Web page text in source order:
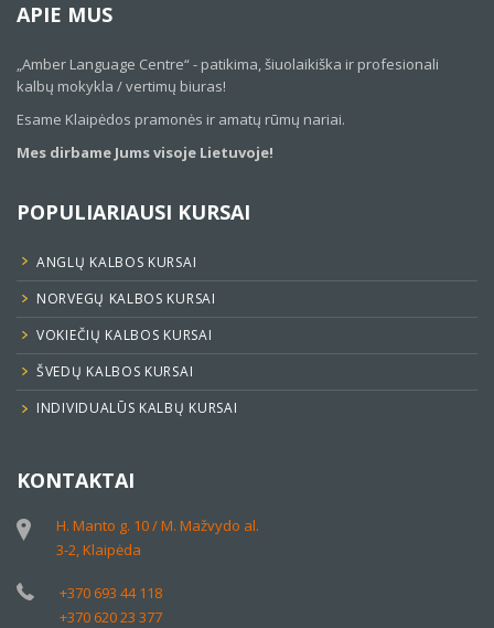
APIE MUS
„Amber Language Centre“ - patikima, šiuolaikiška ir profesionali
kalbų mokykla / vertimų biuras!
Esame Klaipėdos pramonės ir amatų rūmų nariai.
Mes dirbame Jums visoje Lietuvoje!
POPULIARIAUSI KURSAI
ANGLŲ KALBOS KURSAI
NORVEGŲ KALBOS KURSAI
VOKIEČIŲ KALBOS KURSAI
ŠVEDŲ KALBOS KURSAI
INDIVIDUALŪS KALBŲ KURSAI
KONTAKTAI
H. Manto g. 10 / M. Mažvydo al.
3-2, Klaipėda
+370 693 44 118
+370 620 23 377